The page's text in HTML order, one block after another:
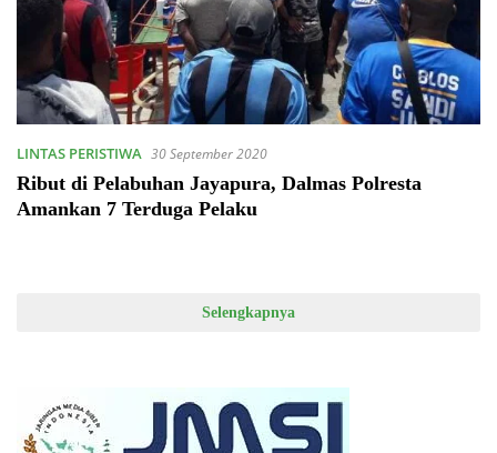
LINTAS PERISTIWA 30 September 2020
Ribut di Pelabuhan Jayapura, Dalmas Polresta
Amankan 7 Terduga Pelaku
Selengkapnya